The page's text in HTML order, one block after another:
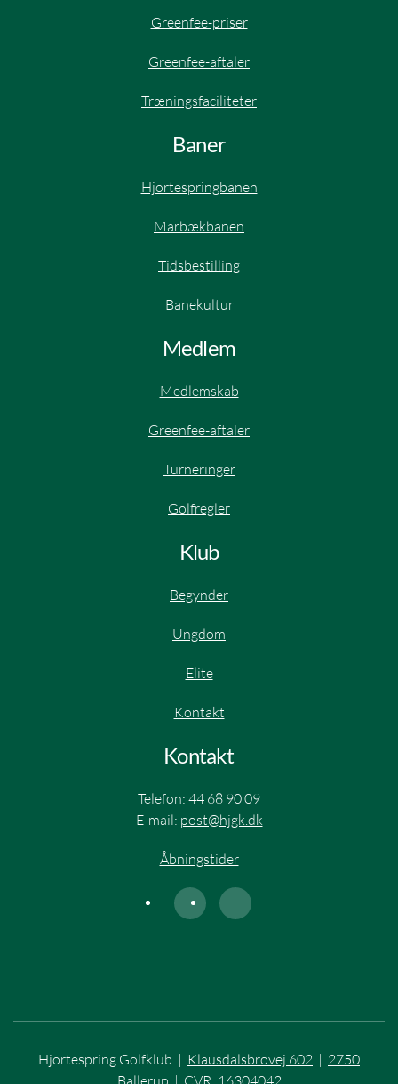
Greenfee-priser
Greenfee-aftaler​
Træningsfaciliteter
Baner
Hjortespringbanen​
Marbækbanen
Tidsbestilling
Banekultur
Medlem
Medlemskab
Greenfee-aftaler
Turneringer
Golfregler
Klub
Begynder
Ungdom
Elite​
Kontakt
Kontakt
Telefon: 44 68 90 09
E-mail: post@hjgk.dk
Åbningstider
Hjortespring Golfklub | Klausdalsbrovej 602 | 2750
Ballerup | CVR: 16304042